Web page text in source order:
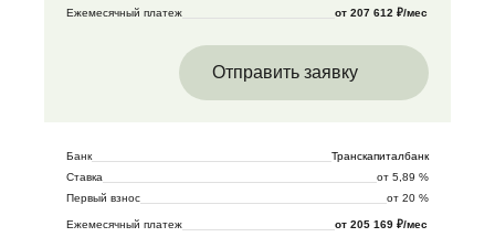
Ежемесячный платеж от 207 612 ₽/мес
Отправить заявку
Банк
Транскапиталбанк
Ставка
от 5,89 %
Первый взнос
от 20 %
Ежемесячный платеж от 205 169 ₽/мес